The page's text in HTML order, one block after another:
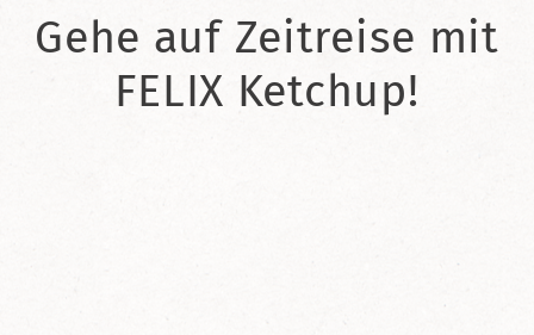
Gehe auf Zeitreise mit
FELIX Ketchup!